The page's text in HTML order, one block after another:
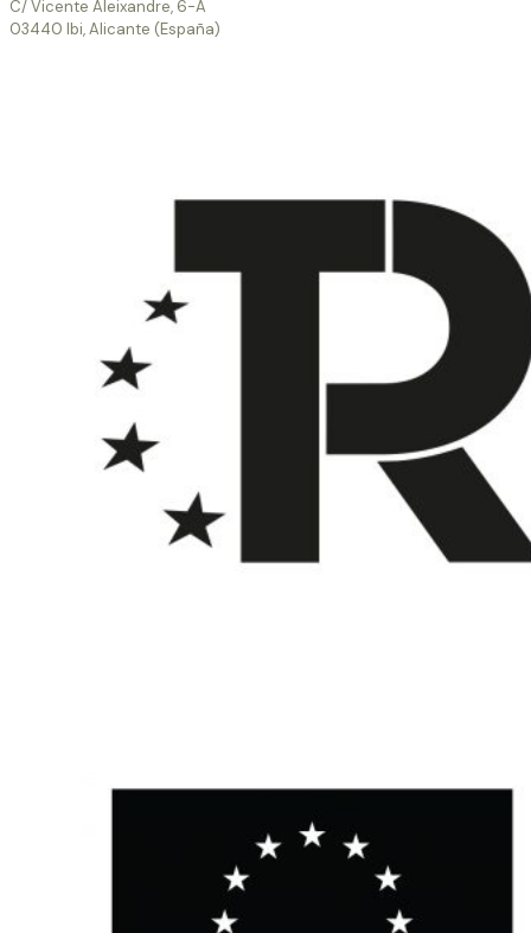
C/ Vicente Aleixandre, 6-A
03440 Ibi, Alicante (España)